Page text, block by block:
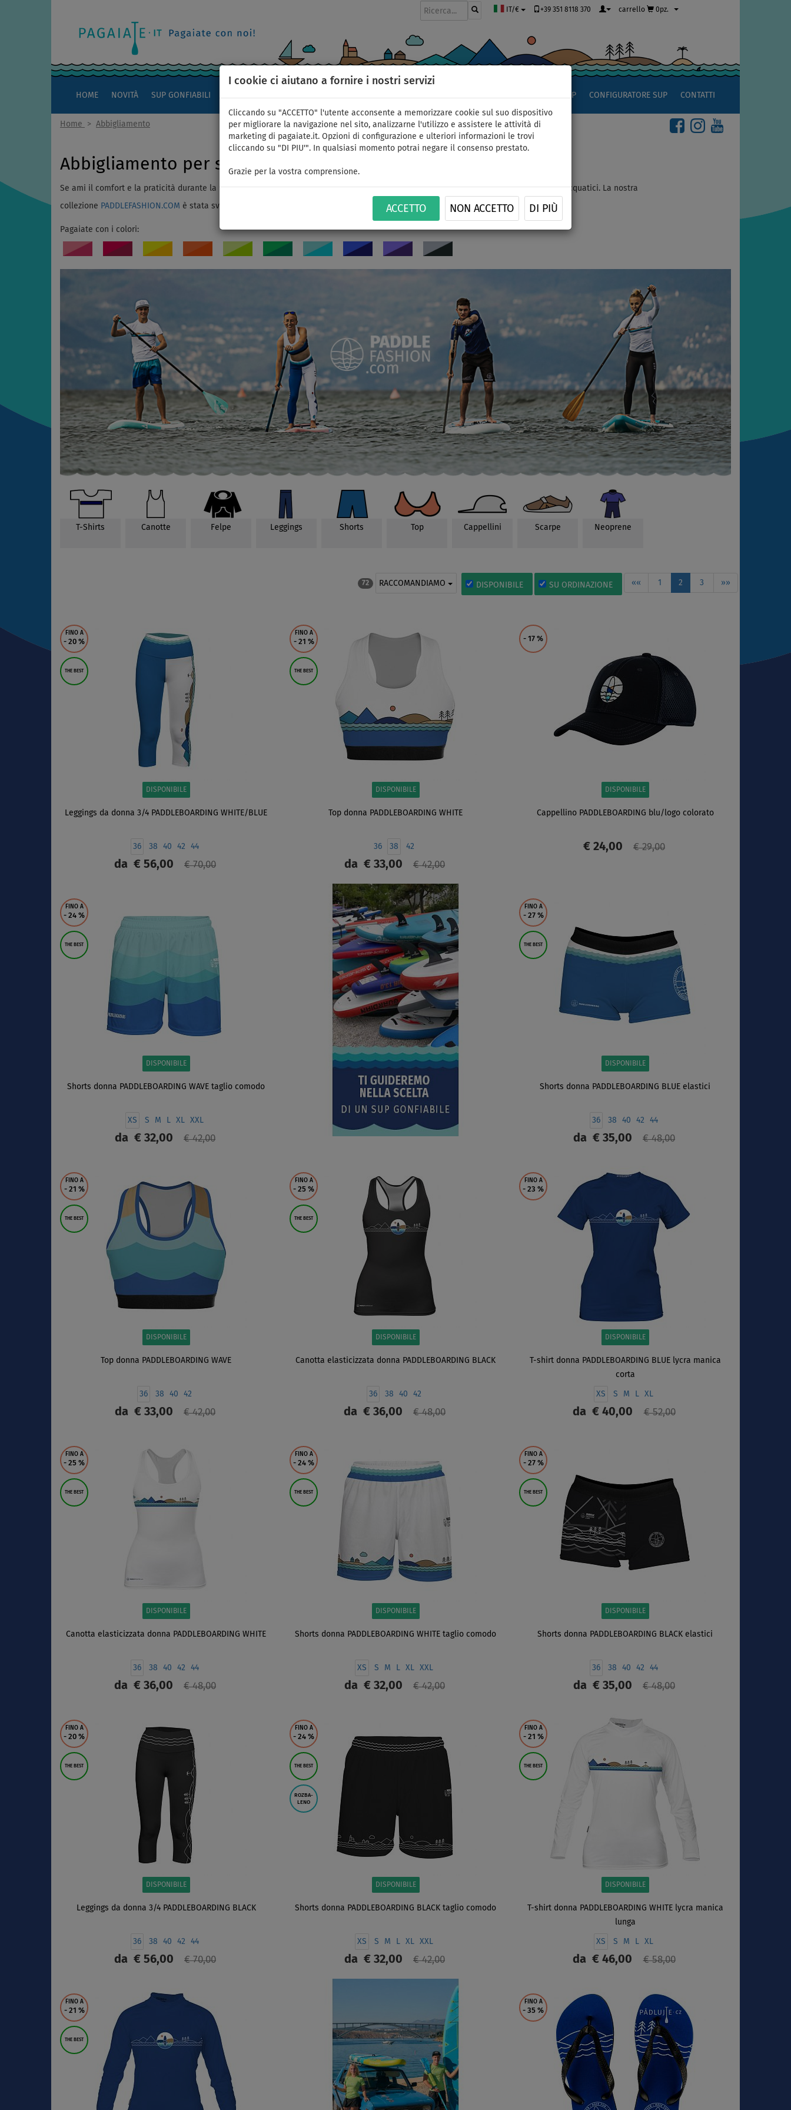
I cookie ci aiutano a fornire i nostri servizi
Cliccando su "ACCETTO" l'utente acconsente a memorizzare cookie sul suo dispositivo
per migliorare la navigazione nel sito, analizzarne l'utilizzo e assistere le attività di
marketing di pagaiate.it. Opzioni di configurazione e ulteriori informazioni le trovi
cliccando su "DI PIU'". In qualsiasi momento potrai negare il consenso prestato.
Grazie per la vostra comprensione.
ACCETTO NON ACCETTO DI PIÙ
IT/€ +39 351 8118 370 carrello 0pz.
HOME NOVITÀ SUP GONFIABILI APPROCCIO AL SUP CONFIGURATORE SUP CONTATTI
Home > Abbigliamento
Abbigliamento per sport acquatici
Se ami il comfort e la praticità durante la pagaiata, sarai sicuramente interessato alla nostra nuova linea di abbigliamento per sport acquatici. La nostra
collezione PADDLEFASHION.COM è stata sviluppata in collaborazione con i migliori atleti della specialità.. DI PIÙ...
Pagaiate con i colori:
T-Shirts Canotte Felpe Leggings Shorts Top Cappellini Scarpe Neoprene
«« 1 2 3 »»
72 RACCOMANDIAMO DISPONIBILE SU ORDINAZIONE
FINO A
- 20 %
THE BEST
DISPONIBILE
Leggings da donna 3/4 PADDLEBOARDING WHITE/BLUE
36 38 40 42 44
da € 56,00 € 70,00
FINO A
- 21 %
THE BEST
DISPONIBILE
Top donna PADDLEBOARDING WHITE
36 38 42
da € 33,00 € 42,00
SCHERMO
- 17 %
DISPONIBILE
Cappellino PADDLEBOARDING blu/logo colorato
€ 24,00 € 29,00
FINO A
- 24 %
THE BEST
DISPONIBILE
Shorts donna PADDLEBOARDING WAVE taglio comodo
XS S M L XL XXL
da € 32,00 € 42,00
FINO A
- 27 %
THE BEST
DISPONIBILE
Shorts donna PADDLEBOARDING BLUE elastici
36 38 40 42 44
da € 35,00 € 48,00
FINO A
- 21 %
THE BEST
DISPONIBILE
Top donna PADDLEBOARDING WAVE
36 38 40 42
da € 33,00 € 42,00
FINO A
- 25 %
THE BEST
DISPONIBILE
Canotta elasticizzata donna PADDLEBOARDING BLACK
36 38 40 42
da € 36,00 € 48,00
FINO A
- 23 %
DISPONIBILE
T-shirt donna PADDLEBOARDING BLUE lycra manica
corta
XS S M L XL
da€ 40,00 € 52,00
FINO A
- 25 %
THE BEST
DISPONIBILE
Canotta elasticizzata donna PADDLEBOARDING WHITE
36 38 40 42 44
da € 36,00 € 48,00
FINO A
- 24 %
THE BEST
DISPONIBILE
Shorts donna PADDLEBOARDING WHITE taglio comodo
XS S M L XL XXL
da € 32,00 € 42,00
FINO A
- 27 %
THE BEST
DISPONIBILE
Shorts donna PADDLEBOARDING BLACK elastici
36 38 40 42 44
da € 35,00 € 48,00
FINO A
- 20 %
THE BEST
DISPONIBILE
Leggings da donna 3/4 PADDLEBOARDING BLACK
36 38 40 42 44
da € 56,00 € 70,00
FINO A
- 24 %
THE BEST
ROZBA-
LENO
DISPONIBILE
Shorts donna PADDLEBOARDING BLACK taglio comodo
XS S M L XL XXL
da € 32,00 € 42,00
FINO A
- 21 %
THE BEST
DISPONIBILE
T-shirt donna PADDLEBOARDING WHITE lycra manica
lunga
XS S M L XL
da€ 46,00 € 58,00
FINO A
- 21 %
THE BEST
FINO A
- 35 %